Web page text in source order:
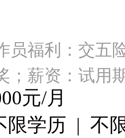
员福利：交五
；薪资：试
元/月
学历 | 不